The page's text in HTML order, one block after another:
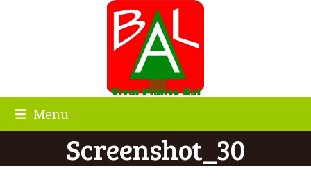
Menu
Screenshot_30